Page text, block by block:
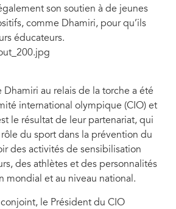
son soutien à de jeunes
comme Dhamiri, pour qu’ils
éducateurs.
Dhamiri au relais de la torche a été
international olympique (CIO) et
le résultat de leur partenariat, qui
du sport dans la prévention du
des activités de sensibilisation
des athlètes et des personnalités
mondial et au niveau national.
le Président du CIO